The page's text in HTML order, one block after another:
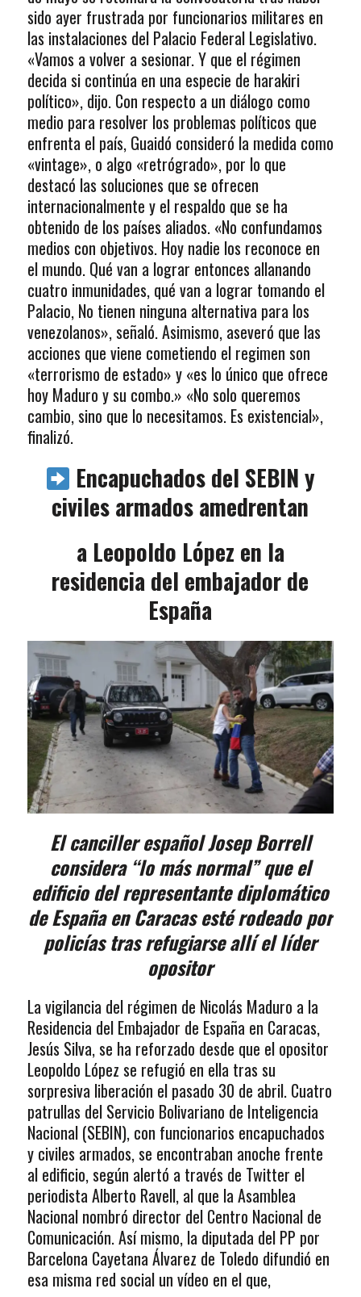
sido ayer frustrada por funcionarios militares en
las instalaciones del Palacio Federal Legislativo.
«Vamos a volver a sesionar. Y que el régimen
decida si continúa en una especie de harakiri
político», dijo. Con respecto a un diálogo como
medio para resolver los problemas políticos que
enfrenta el país, Guaidó consideró la medida como
«vintage», o algo «retrógrado», por lo que
destacó las soluciones que se ofrecen
internacionalmente y el respaldo que se ha
obtenido de los países aliados. «No confundamos
medios con objetivos. Hoy nadie los reconoce en
el mundo. Qué van a lograr entonces allanando
cuatro inmunidades, qué van a lograr tomando el
Palacio, No tienen ninguna alternativa para los
venezolanos», señaló. Asimismo, aseveró que las
acciones que viene cometiendo el regimen son
«terrorismo de estado» y «es lo único que ofrece
hoy Maduro y su combo.» «No solo queremos
cambio, sino que lo necesitamos. Es existencial»,
finalizó.
Encapuchados del SEBIN y
civiles armados amedrentan
a Leopoldo López en la
residencia del embajador de
España
El canciller español Josep Borrell
considera “lo más normal” que el
edificio del representante diplomático
de España en Caracas esté rodeado por
policías tras refugiarse allí el líder
opositor
La vigilancia del régimen de Nicolás Maduro a la
Residencia del Embajador de España en Caracas,
Jesús Silva, se ha reforzado desde que el opositor
Leopoldo López se refugió en ella tras su
sorpresiva liberación el pasado 30 de abril. Cuatro
patrullas del Servicio Bolivariano de Inteligencia
Nacional (SEBIN), con funcionarios encapuchados
y civiles armados, se encontraban anoche frente
al edificio, según alertó a través de Twitter el
periodista Alberto Ravell, al que la Asamblea
Nacional nombró director del Centro Nacional de
Comunicación. Así mismo, la diputada del PP por
Barcelona Cayetana Álvarez de Toledo difundió en
esa misma red social un vídeo en el que,